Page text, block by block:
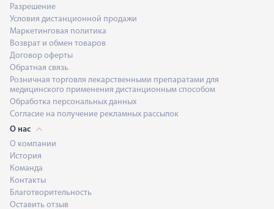
Разрешение
Условия дистанционной продажи
Маркетинговая политика
Возврат и обмен товаров
Договор оферты
Обратная связь
Розничная торговля лекарственными препаратами для
медицинского применения дистанционным способом
Обработка персональных данных
Согласие на получение рекламных рассылок
О нас
О компании
История
Команда
Контакты
Благотворительность
Оставить отзыв